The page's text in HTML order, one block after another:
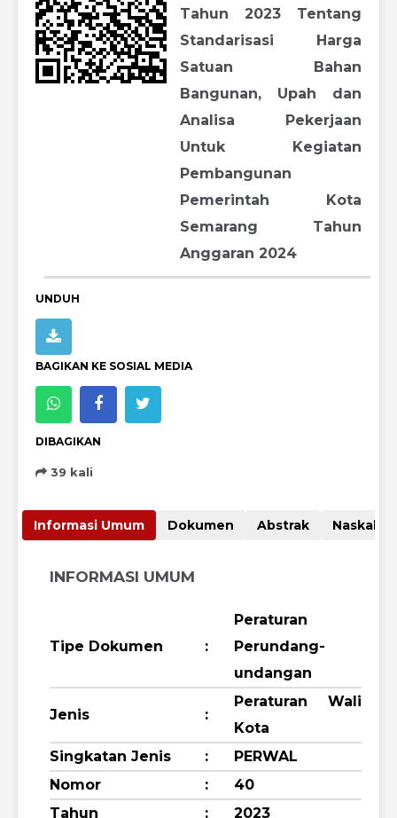
Tahun 2023 Tentang
Standarisasi Harga
Satuan Bahan
Bangunan, Upah dan
Analisa Pekerjaan
Untuk Kegiatan
Pembangunan
Pemerintah Kota
Semarang Tahun
Anggaran 2024
UNDUH
BAGIKAN KE SOSIAL MEDIA
DIBAGIKAN
39 kali
Informasi Umum Dokumen Abstrak
INFORMASI UMUM
Tipe Dokumen :
Peraturan
Perundang-
undangan
Jenis :
Peraturan Wali
Kota
Singkatan Jenis
:
PERWAL
Nomor
:
40
Tahun
: 2023